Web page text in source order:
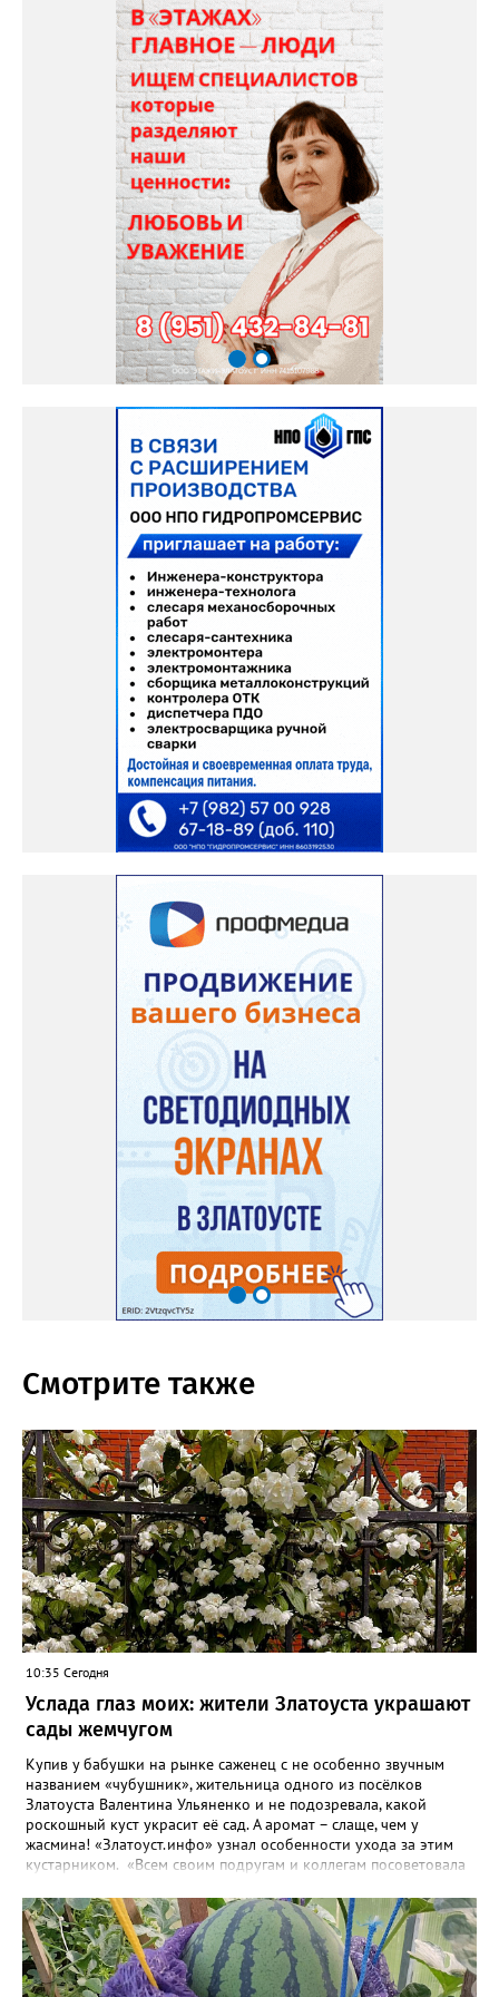
Смотрите также
10:35 Сегодня
Услада глаз моих: жители Златоуста украшают
сады жемчугом
Купив у бабушки на рынке саженец с не особенно звучным
названием «чубушник», жительница одного из посёлков
Златоуста Валентина Ульяненко и не подозревала, какой
роскошный куст украсит её сад. А аромат – слаще, чем у
жасмина! «Златоуст.инфо» узнал особенности ухода за этим
кустарником. «Всем своим подругам и коллегам посоветовала
городе всё больше, - рассказала нашему порталу Валентина. – У
меня растёт, на мой взгляд, самый красивый сорт – «Жемчуг».
Моему кусту (на фото) четыре года, достаточно компактный.
Махровые цветки - диаметром шесть сантиметров. Цветёт в
июле не менее трёх недель. Oчень ароматный, что редко